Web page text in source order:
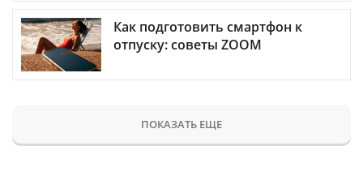
Как подготовить смартфон к
отпуску: советы ZOOM
ПОКАЗАТЬ ЕЩЕ